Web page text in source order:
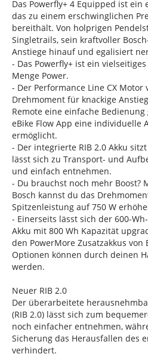
Das Powerfly+ 4 Equipped ist ein
das zu einem erschwinglichen
bereithält. Von holprigen
Singletrails, sein kraftvoller
Anstiege hinauf und egalisiert
- Das Powerfly+ ist ein
Menge Power.
- Der Performance Line CX
Drehmoment für knackige
Remote eine einfache
eBike Flow App eine individuelle
ermöglicht.
- Der integrierte RIB 2.0 Akku
lässt sich zu Transport- und
und einfach entnehmen.
- Du brauchst noch mehr Boost?
Bosch kannst du das
Spitzenleistung auf 750 W
- Einerseits lässt sich der 600-
Akku mit 800 Wh Kapazität
den PowerMore Zusatzakkus von
Optionen können durch deinen
werden.
Neuer RIB 2.0
Der überarbeitete
(RIB 2.0) lässt sich zum
noch einfacher entnehmen,
Sicherung das Herausfallen des
verhindert.